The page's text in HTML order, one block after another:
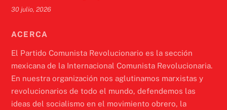
30 julio, 2026
ACERCA
El Partido Comunista Revolucionario es la sección
mexicana de la Internacional Comunista Revolucionaria.
En nuestra organización nos aglutinamos marxistas y
revolucionarios de todo el mundo, defendemos las
ideas del socialismo en el movimiento obrero, la